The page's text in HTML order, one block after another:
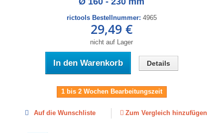
rictools Bestellnummer: 4965
29,49 €
nicht auf Lager
In den Warenkorb Details
1 bis 2 Wochen Bearbeitungszeit
Auf die Wunschliste Zum Vergleich hinzufügen